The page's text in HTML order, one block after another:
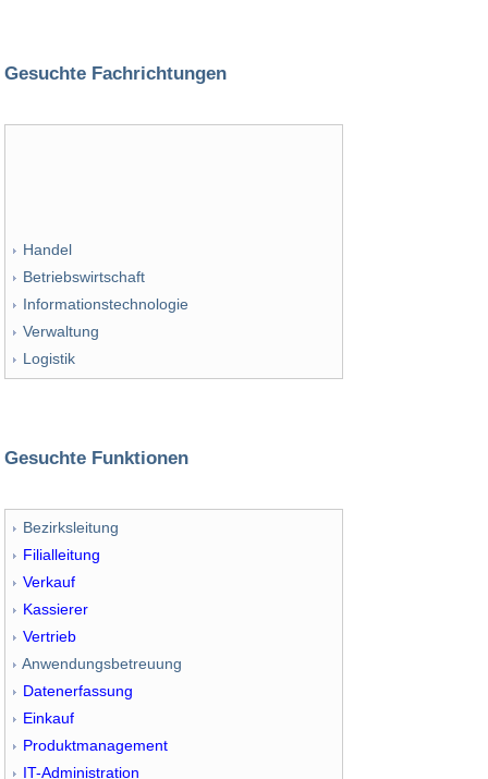
Gesuchte Fachrichtungen
Handel
Betriebswirtschaft
Informationstechnologie
Verwaltung
Logistik
Gesuchte Funktionen
Bezirksleitung
Filialleitung
Verkauf
Kassierer
Vertrieb
Anwendungsbetreuung
Datenerfassung
Einkauf
Produktmanagement
IT-Administration